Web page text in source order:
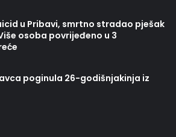
u Pribavi, smrtno stradao pješak
osoba povrijeđeno u 3
poginula 26-godišnjakinja iz